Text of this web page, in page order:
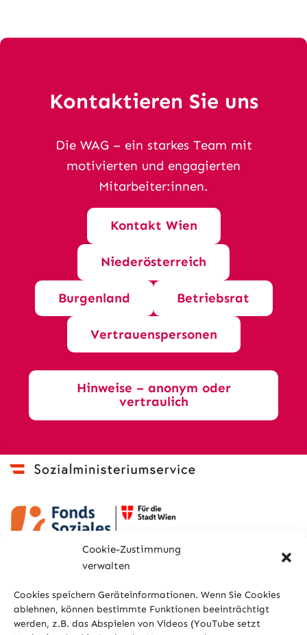
Cookie-Zustimmung
verwalten
Cookies speichern Geräteinformationen. Wenn Sie Cookies
ablehnen, können bestimmte Funktionen beeinträchtigt
werden, z.B. das Abspielen von Videos (YouTube setzt
Kontaktieren Sie uns
Die WAG – ein starkes Team mit
motivierten und engagierten
Mitarbeiter:innen.
Kontakt Wien
Niederösterreich
Burgenland Betriebsrat
Vertrauenspersonen
Hinweise – anonym oder
vertraulich